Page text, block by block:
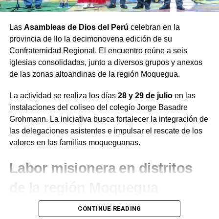
Las Asambleas de Dios del Perú celebran en la
provincia de Ilo la decimonovena edición de su
Confraternidad Regional. El encuentro reúne a seis
iglesias consolidadas, junto a diversos grupos y anexos
de las zonas altoandinas de la región Moquegua.
La actividad se realiza los días 28 y 29 de julioen las
instalaciones del coliseo del colegio Jorge Basadre
Grohmann. La iniciativa busca fortalecer la integración de
las delegaciones asistentes e impulsar el rescate de los
valores en las familias moqueguanas.
Labor misionera en distritos
Durante el desarrollo de la jornada, el presidente de la
CONTINUE READING